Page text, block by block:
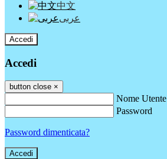
中文
عربى
Accedi
Accedi
button close ×
Nome Utente
Password
Password dimenticata?